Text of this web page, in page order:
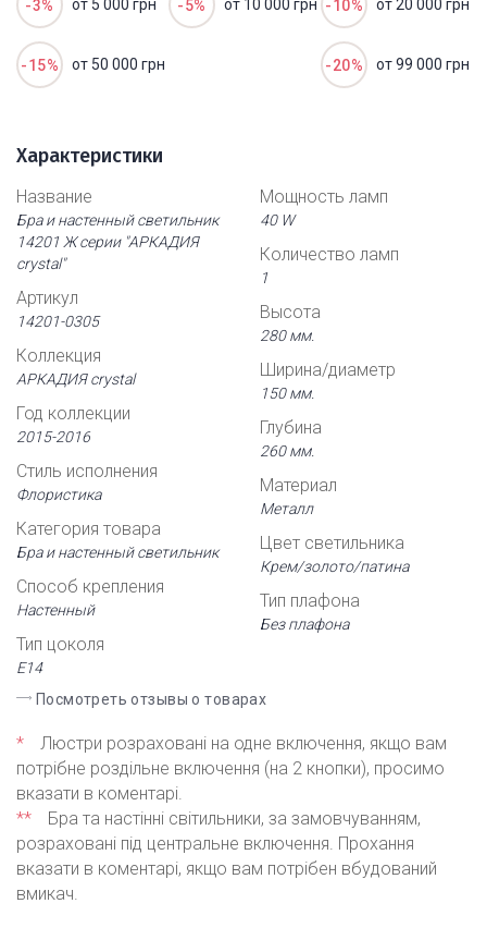
-3% от 5 000 грн -5% от 10 000 грн -10% от 20 000 грн
-15% от 50 000 грн -20% от 99 000 грн
Характеристики
Название
Бра и настенный светильник
14201 Ж серии "АРКАДИЯ
crystal"
Артикул
14201-0305
Коллекция
АРКАДИЯ crystal
Год коллекции
2015-2016
Стиль исполнения
Флористика
Категория товара
Бра и настенный светильник
Способ крепления
Настенный
Тип цоколя
Е14
Мощность ламп
40 W
Количество ламп
1
Высота
280 мм.
Ширина/диаметр
150 мм.
Глубина
260 мм.
Материал
Металл
Цвет светильника
Крем/золото/патина
Тип плафона
Без плафона
Посмотреть отзывы о товарах
*
Люстри розраховані на одне включення, якщо вам
потрібне роздільне включення (на 2 кнопки), просимо
вказати в коментарі.
**
Бра та настінні світильники, за замовчуванням,
розраховані під центральне включення. Прохання
вказати в коментарі, якщо вам потрібен вбудований
вмикач.